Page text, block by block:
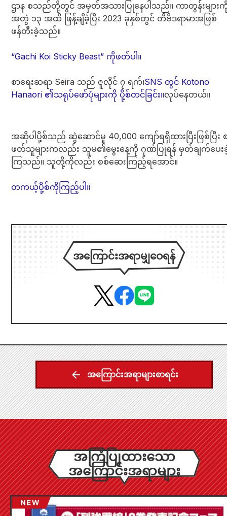
ဌာန စသည်တို့တွင် အမှတ်အသားပြုနေပါသည်။ ကာတွန်းများ
အတွဲ ၁၃ အထိ ဖြန့်ချိခဲ့ပြီး 2023 ခုနှစ်တွင် တီဗီဒရာမာအဖြစ်
ဖန်တီးခဲ့သည်။
“Gachi Koi Sticky Beast” ကိုဖတ်ပါ။
စာရေးဆရာ Seira သည် ဇူလိုင် ၇ ရက်၊SNS တွင် Kotono
Hanaori ၏သရုပ်ဖော်ပုံများကို ပို့စ်တင်ခြင်း။လုပ်နေတယ်။
အဆိုပါပို့စ်သည် ဆွဲဆောင်မှု 40,000 ကျော်ရရှိထားပြီးဖြစ်ပြီး
ဖတ်သူများကလည်း သူမ၏မွေးနေ့ကို ဂုဏ်ပြုရန် မှတ်ချက်ပေး
ကြသည်။ သူတို့ကိုလည်း စစ်ဆေးကြည့်ရအောင်။
တကယ့်ပို့စ်ကိုကြည့်ပါ။
အကြောင်းအရာမျှဝေရန်
အကြောင်းအရာများစာရင်း
အကြံပြုထားသော
အကြောင်းအရာများ